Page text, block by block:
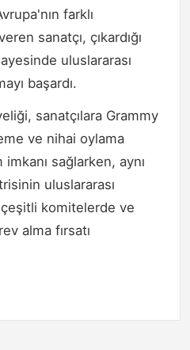
farklı
sanatçı, çıkardığı
uluslararası
başardı.
sanatçılara Grammy
ve nihai oylama
sağlarken, aynı
uluslararası
komitelerde ve
alma fırsatı